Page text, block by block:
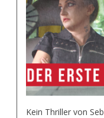
Kein Thriller von